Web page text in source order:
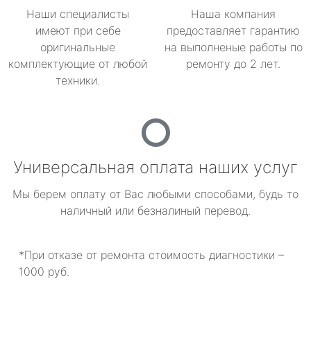
Наши специалисты
имеют при себе
оригинальные
комплектующие от любой
техники.
Наша компания
предоставляет гарантию
на выполненые работы по
ремонту до 2 лет.
Универсальная оплата наших услуг
Мы берем оплату от Вас любыми способами, будь то
наличный или безналиный перевод.
*При отказе от ремонта стоимость диагностики –
1000 руб.